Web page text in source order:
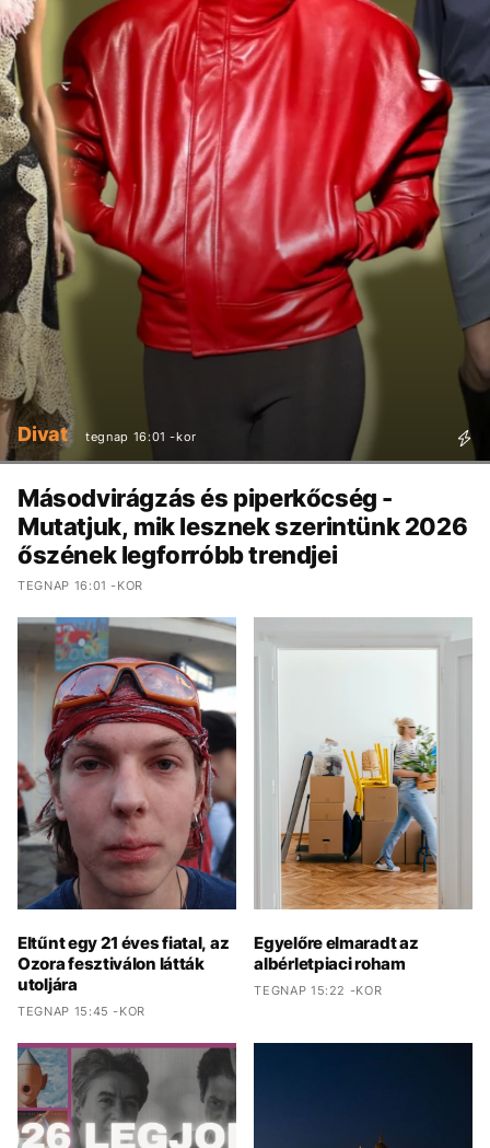
Divat tegnap 16:01 -kor
Másodvirágzás és piperkőcség -
Mutatjuk, mik lesznek szerintünk 2026
őszének legforróbb trendjei
TEGNAP 16:01 -KOR
Eltűnt egy 21 éves fiatal, az
Ozora fesztiválon látták
utoljára
TEGNAP 15:45 -KOR
Egyelőre elmaradt az
albérletpiaci roham
TEGNAP 15:22 -KOR